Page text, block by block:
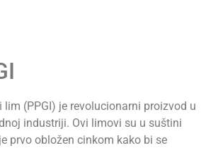
lim (PPGI) je revolucionarni proizvod u
industriji. Ovi limovi su u suštini
prvo obložen cinkom kako bi se